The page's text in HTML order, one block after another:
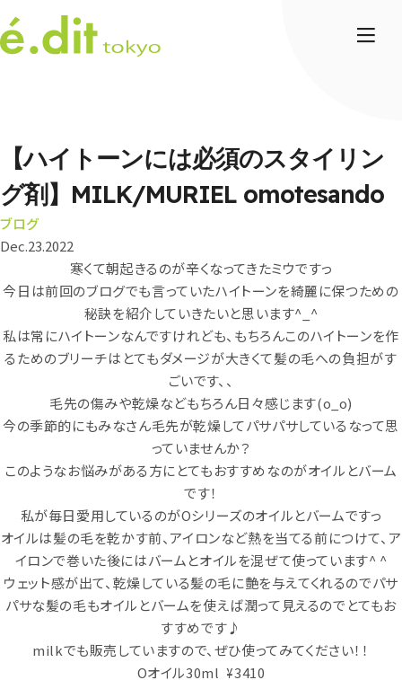
【ハイトーンには必須のスタイリン
グ剤】MILK/MURIEL omotesando
ブログ
Dec.23.2022
寒くて朝起きるのが辛くなってきたミウですっ
今日は前回のブログでも言っていたハイトーンを綺麗に保つための
秘訣を紹介していきたいと思います^_^
私は常にハイトーンなんですけれども、もちろんこのハイトーンを作
るためのブリーチはとてもダメージが大きくて髪の毛への負担がす
ごいです、、
毛先の傷みや乾燥などもちろん日々感じます(o_o)
今の季節的にもみなさん毛先が乾燥してパサパサしているなって思
っていませんか？
このようなお悩みがある方にとてもおすすめなのがオイルとバーム
です！
私が毎日愛用しているのがOシリーズのオイルとバームですっ
オイルは髪の毛を乾かす前、アイロンなど熱を当てる前につけて、ア
イロンで巻いた後にはバームとオイルを混ぜて使っています^ ^
ウェット感が出て、乾燥している髪の毛に艶を与えてくれるのでパサ
パサな髪の毛もオイルとバームを使えば潤って見えるのでとてもお
すすめです♪
milkでも販売していますので、ぜひ使ってみてください！！
Oオイル30ml ¥3410